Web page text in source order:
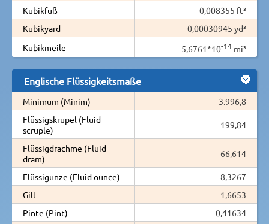
Kubikfuß
0,008355 ft³
Kubikyard
0,00030945 yd³
Kubikmeile
5,6761*10-14 mi³
Englische Flüssigkeitsmaße
Minimum (Minim)
3.996,8
Flüssigskrupel (Fluid
scruple)
199,84
Flüssigdrachme (Fluid
dram)
66,614
Flüssigunze (Fluid ounce)
8,3267
Gill
1,6653
Pinte (Pint)
0,41634